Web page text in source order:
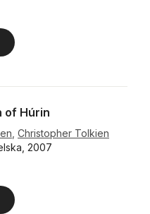
Totalt antal röster:
of Húrin
Christopher Tolkien
2007
Totalt antal röster: